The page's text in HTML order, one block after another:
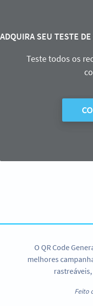
ADQUIRA SEU TESTE
Teste todos os
O QR Code
melhores
Feito